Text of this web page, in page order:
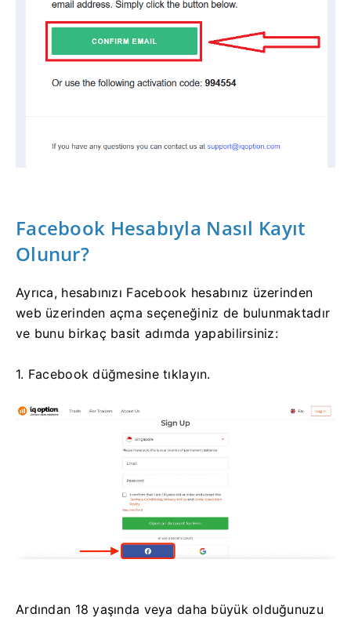
Facebook Hesabıyla Nasıl Kayıt
Olunur?
Ayrıca, hesabınızı Facebook hesabınız üzerinden
web üzerinden açma seçeneğiniz de bulunmaktadır
ve bunu birkaç basit adımda yapabilirsiniz:
1. Facebook düğmesine tıklayın.
Ardından 18 yaşında veya daha büyük olduğunuzu